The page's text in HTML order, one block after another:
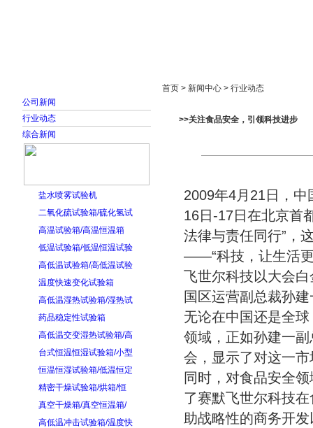
公司新闻
行业动态
综合新闻
盐水喷雾试验机
二氧化硫试验箱/硫化氢试
高温试验箱/高温恒温箱
低温试验箱/低温恒温试验
高低温试验箱/高低温试验
温度快速变化试验箱
高低温湿热试验箱/湿热试
药品稳定性试验箱
高低温交变湿热试验箱/高
台式恒温恒湿试验箱/小型
恒温恒湿试验箱/低温恒定
精密干燥试验箱/烘箱/恒
真空干燥箱/真空恒温箱/
高低温冲击试验箱/温度快
首页 > 新闻中心 > 行业动态
>>关注食品安全，引领科技进步
2009年4月21日，
16日-17日在北京首
法律与责任同行”，
——“科技，让生活更
飞世尔科技以大会
国区运营副总裁孙
无论在中国还是全
领域，正如孙建一
会，显示了对这一
同时，对食品安全
了赛默飞世尔科技
助战略性的商务开